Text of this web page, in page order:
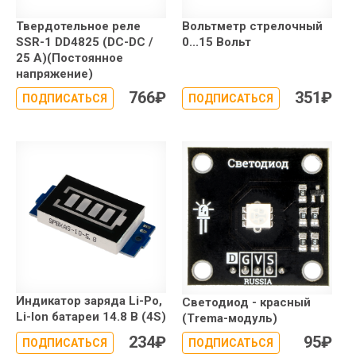
Твердотельное реле
SSR-1 DD4825 (DC-DC /
25 А)(Постоянное
напряжение)
ПОДПИСАТЬСЯ 766₽
Вольтметр стрелочный
0...15 Вольт
ПОДПИСАТЬСЯ 351₽
Индикатор заряда Li-Po,
Li-Ion батареи 14.8 В (4S)
ПОДПИСАТЬСЯ 234₽
Светодиод - красный
(Trema-модуль)
ПОДПИСАТЬСЯ 95₽